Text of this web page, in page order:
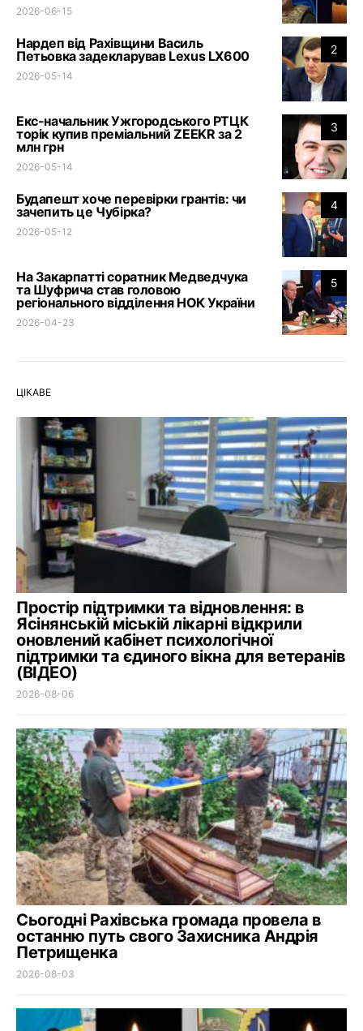
2026-06-15
2
Нардеп від Рахівщини Василь
Петьовка задекларував Lexus LX600
2026-05-14
3
Екс-начальник Ужгородського РТЦК
торік купив преміальний ZEEKR за 2
млн грн
2026-05-14
4
Будапешт хоче перевірки грантів: чи
зачепить це Чубірка?
2026-05-12
5
На Закарпатті соратник Медведчука
та Шуфрича став головою
регіонального відділення НОК України
2026-04-23
ЦІКАВЕ
Простір підтримки та відновлення: в
Ясінянській міській лікарні відкрили
оновлений кабінет психологічної
підтримки та єдиного вікна для ветеранів
(ВІДЕО)
2026-08-06
Сьогодні Рахівська громада провела в
останню путь свого Захисника Андрія
Петрищенка
2026-08-03